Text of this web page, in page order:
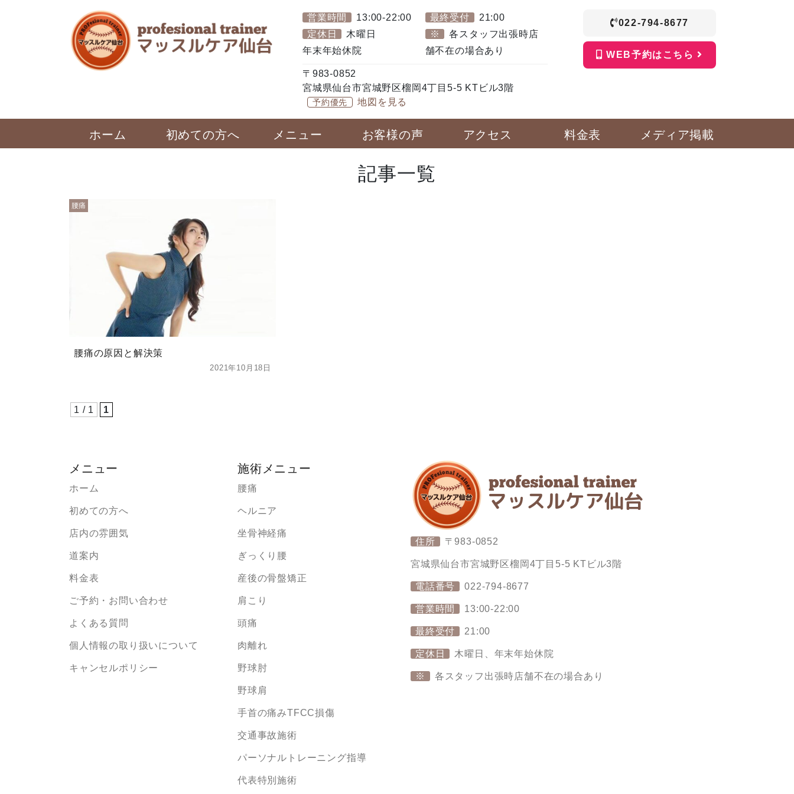
営業時間 13:00-22:00 最終受付
21:00
定休日
木曜日
年末年始休院
※
各スタッフ出張時店
舗不在の場合あり
〒983-0852
宮城県仙台市宮城野区榴岡4丁目5-5 KTビル3階
予約優先 地図を見る
022-794-8677
WEB予約はこちら
ホーム 初めての方へ メニュー お客様の声 アクセス 料金表 メディア掲載
記事一覧
腰痛
腰痛の原因と解決策
2021年10月18日
1 / 1 1
メニュー
ホーム
初めての方へ
店内の雰囲気
道案内
料金表
ご予約・お問い合わせ
よくある質問
個人情報の取り扱いについて
キャンセルポリシー
施術メニュー
腰痛
ヘルニア
坐骨神経痛
ぎっくり腰
産後の骨盤矯正
肩こり
頭痛
肉離れ
野球肘
野球肩
手首の痛みTFCC損傷
交通事故施術
パーソナルトレーニング指導
代表特別施術
住所 〒983-0852
宮城県仙台市宮城野区榴岡4丁目5-5 KTビル3階
電話番号 022-794-8677
営業時間 13:00-22:00
最終受付 21:00
定休日 木曜日、年末年始休院
※ 各スタッフ出張時店舗不在の場合あり